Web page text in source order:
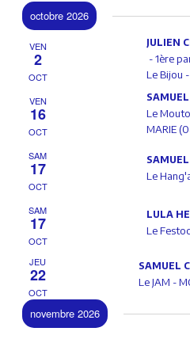
octobre 2026
VEN
2
OCT
JULIEN
- 1ère
Le Bijou -
VEN
16
OCT
Le
MARIE
SAM
17
OCT
Le
SAM
17
OCT
LULA
Le
JEU
22
OCT
SAMUEL
Le JAM -
novembre 2026